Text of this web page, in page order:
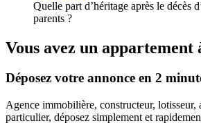
Quelle part d’héritage après le décès
parents ?
Vous avez un appartement
Déposez votre annonce en 2
Agence immobilière, constructeur, lotisseur,
particulier, déposez simplement et